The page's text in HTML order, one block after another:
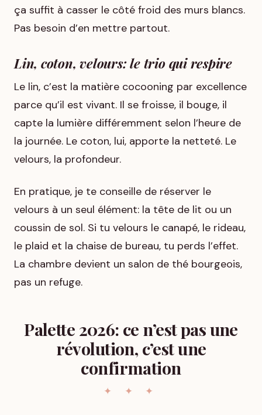
ça suffit à casser le côté froid des murs blancs.
Pas besoin d’en mettre partout.
Lin, coton, velours: le trio qui respire
Le lin, c’est la matière cocooning par excellence
parce qu’il est vivant. Il se froisse, il bouge, il
capte la lumière différemment selon l’heure de
la journée. Le coton, lui, apporte la netteté. Le
velours, la profondeur.
En pratique, je te conseille de réserver le
velours à un seul élément: la tête de lit ou un
coussin de sol. Si tu velours le canapé, le rideau,
le plaid et la chaise de bureau, tu perds l’effet.
La chambre devient un salon de thé bourgeois,
pas un refuge.
Palette 2026: ce n’est pas une
révolution, c’est une
confirmation